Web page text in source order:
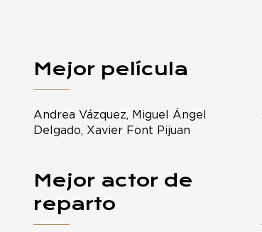
Mejor película
Andrea Vázquez, Miguel Ángel
Delgado, Xavier Font Pijuan
Mejor actor de
reparto